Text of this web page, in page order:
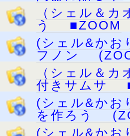
（シェル＆
う ■ZOOM
(シェル&かお
フノン
（シェル＆
付きサムサ
(シェル&かお
を作ろう
(シェル&かお